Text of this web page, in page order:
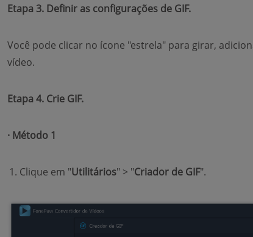
Etapa 3. Definir as configurações de GIF.
Você pode clicar no ícone "estrela" para girar,
vídeo.
Etapa 4. Crie GIF.
· Método 1
Clique em "Utilitários" > "Criador de GIF".